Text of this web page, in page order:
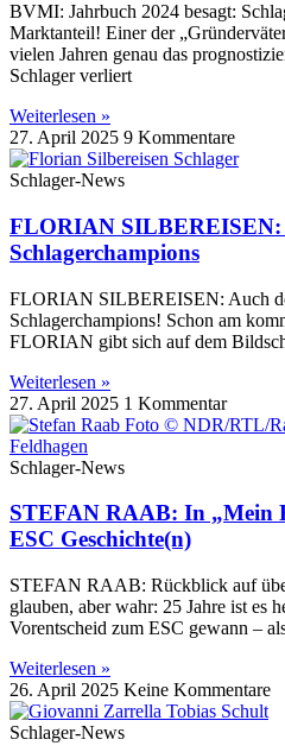
BVMI: Jahrbuch 2024 besagt:
Marktanteil! Einer der
vielen Jahren genau das
Schlager verliert
Weiterlesen »
27. April 2025 9 Kommentare
Schlager-News
FLORIAN
Schlagerchampions
FLORIAN SILBEREISEN: Auch
Schlagerchampions! Schon am
FLORIAN gibt sich auf dem
Weiterlesen »
27. April 2025 1 Kommentar
Schlager-News
STEFAN RAAB: In „Mein
ESC Geschichte(n)
STEFAN RAAB: Rückblick auf
glauben, aber wahr: 25 Jahre ist es
Vorentscheid zum ESC gewann –
Weiterlesen »
26. April 2025 Keine Kommentare
Schlager-News